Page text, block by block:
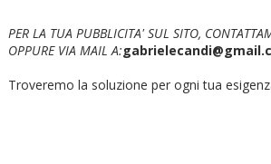
PER LA TUA PUBBLICITA' SUL SITO,
OPPURE VIA MAIL A:
Troveremo la soluzione per ogni tua